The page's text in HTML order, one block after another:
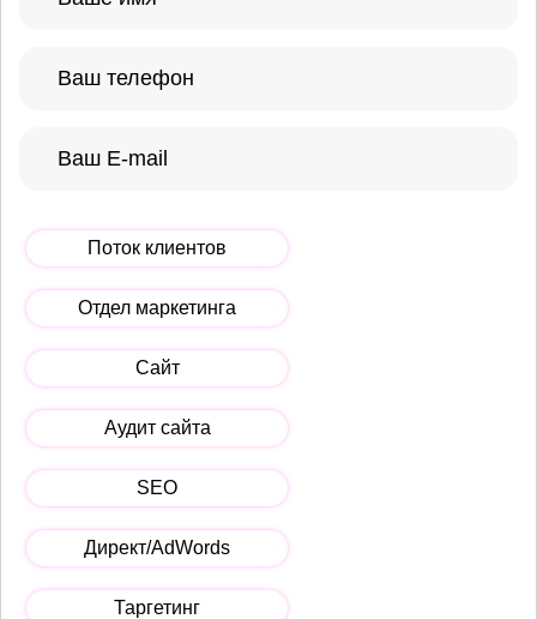
Поток клиентов
Отдел маркетинга
Сайт
Аудит сайта
SEO
Директ/AdWords
Таргетинг